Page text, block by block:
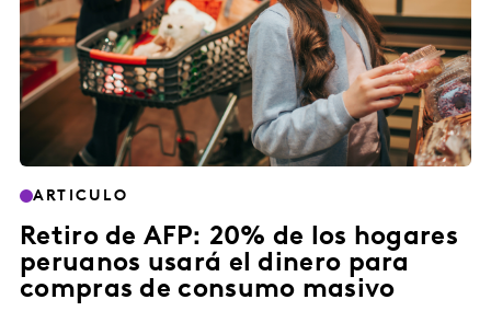
ARTICULO
Retiro de AFP: 20% de los hogares
peruanos usará el dinero para
compras de consumo masivo